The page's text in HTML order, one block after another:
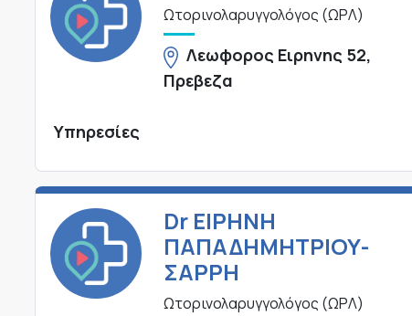
Ωτορινολαρυγγολόγος (ΩΡΛ)
Λεωφορος Ειρηνης 52,
Πρεβεζα
Υπηρεσίες
Dr ΕΙΡΗΝΗ
ΠΑΠΑΔΗΜΗΤΡΙΟΥ-
ΣΑΡΡΗ
Ωτορινολαρυγγολόγος (ΩΡΛ)